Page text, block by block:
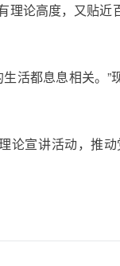
论高度，又贴近
活都息息相关。”
宣讲活动，推